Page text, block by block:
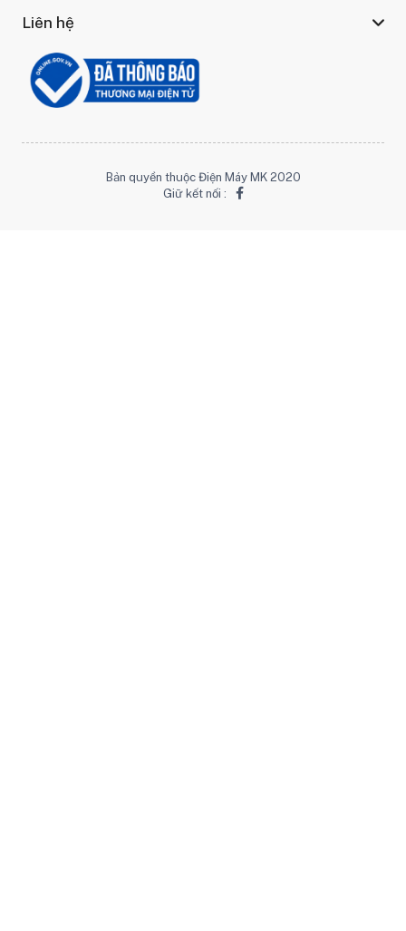
Liên hệ
Bản quyền thuộc Điện Máy MK 2020
Giữ kết nối :